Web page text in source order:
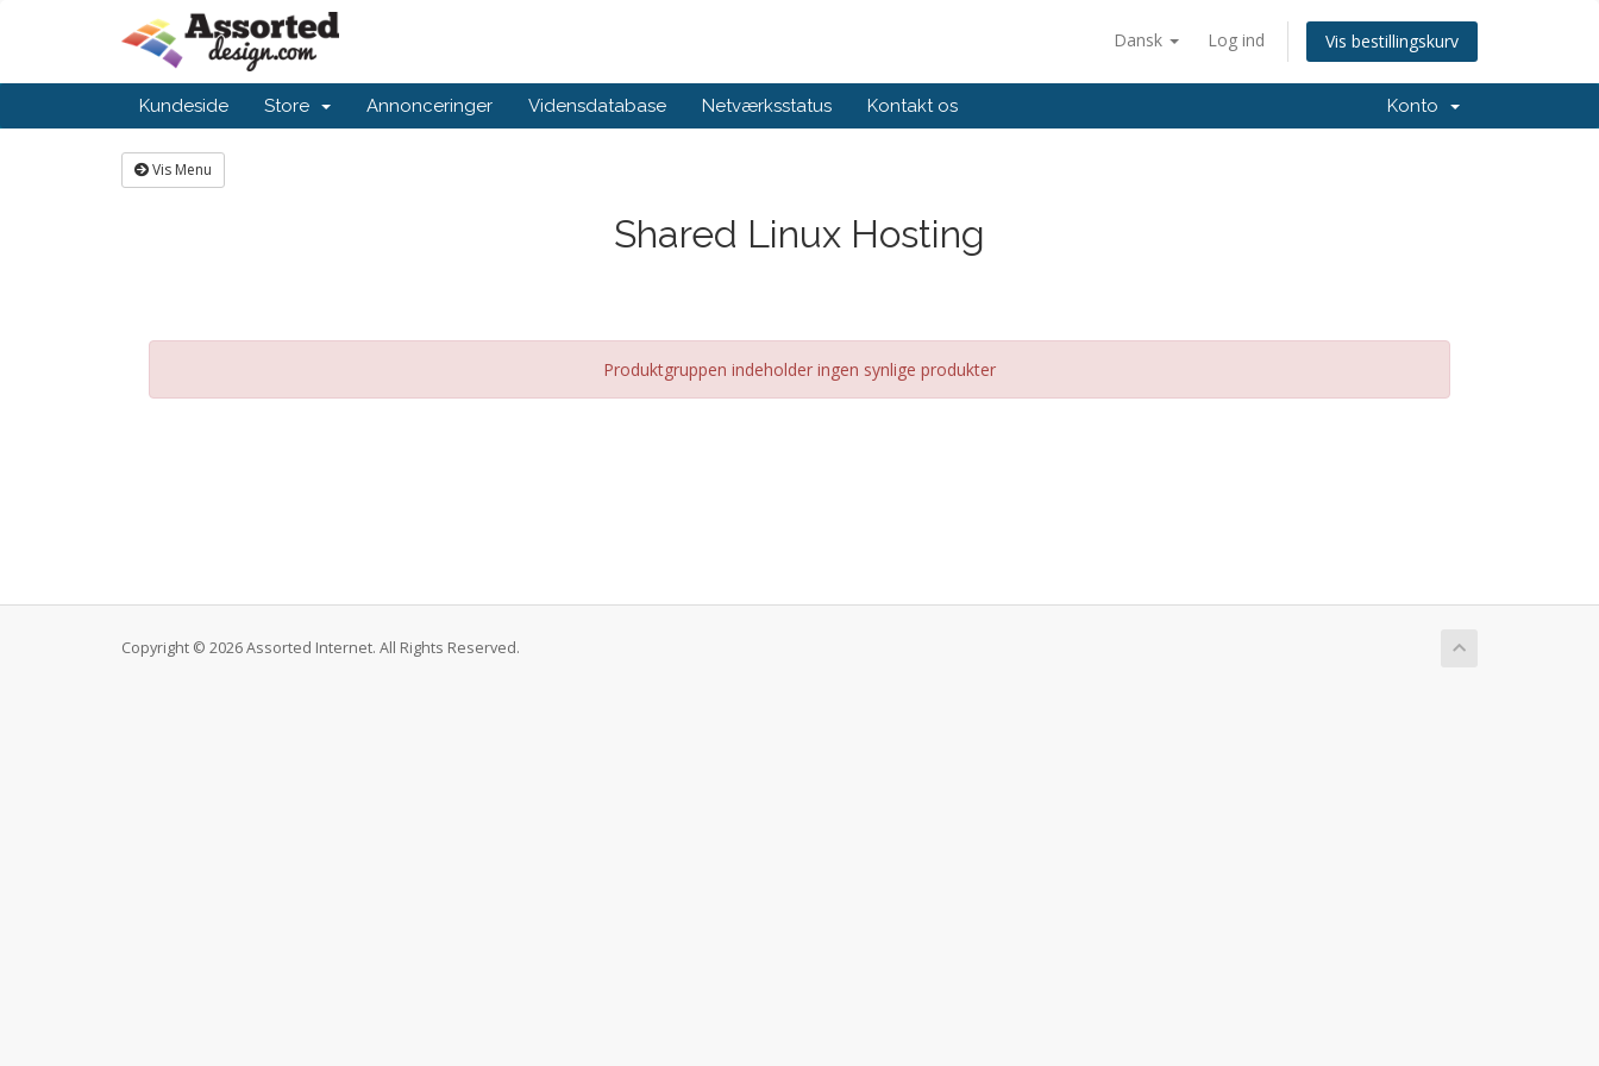
Dansk Log ind Vis bestillingskurv
Kundeside Store Annonceringer Vidensdatabase Netværksstatus Kontakt os Konto
Vis Menu
Shared Linux Hosting
Produktgruppen indeholder ingen synlige produkter
Copyright © 2026 Assorted Internet. All Rights Reserved.